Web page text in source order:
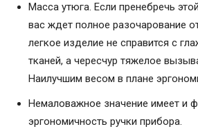
Масса утюга. Если пренебречь
вас ждет полное разочарование
легкое изделие не справится с
тканей, а чересчур тяжелое
Наилучшим весом в плане
Немаловажное значение имеет и
эргономичность ручки прибора.